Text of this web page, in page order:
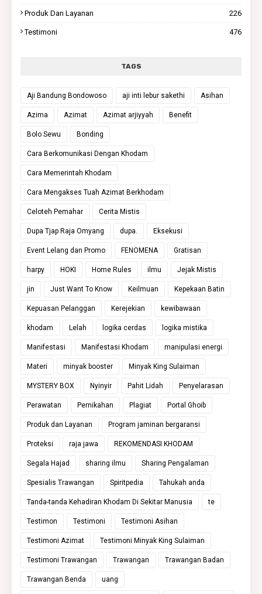
Produk Dan Layanan 226
Testimoni 476
TAGS
Aji Bandung Bondowoso aji inti lebur sakethi Asihan
Azima Azimat Azimat arjiyyah Benefit
Bolo Sewu Bonding
Cara Berkomunikasi Dengan Khodam
Cara Memerintah Khodam
Cara Mengakses Tuah Azimat Berkhodam
Celoteh Pemahar Cerita Mistis
Dupa Tjap Raja Omyang dupa. Eksekusi
Event Lelang dan Promo FENOMENA Gratisan
harpy HOKI Home Rules ilmu Jejak Mistis
jin Just Want To Know Keilmuan Kepekaan Batin
Kepuasan Pelanggan Kerejekian kewibawaan
khodam Lelah logika cerdas logika mistika
Manifestasi Manifestasi Khodam manipulasi energi
Materi minyak booster Minyak King Sulaiman
MYSTERY BOX Nyinyir Pahit Lidah Penyelarasan
Perawatan Pernikahan Plagiat Portal Ghoib
Produk dan Layanan Program jaminan bergaransi
Proteksi raja jawa REKOMENDASI KHODAM
Segala Hajad sharing ilmu Sharing Pengalaman
Spesialis Trawangan Spiritpedia Tahukah anda
Tanda-tanda Kehadiran Khodam Di Sekitar Manusia te
Testimon Testimoni Testimoni Asihan
Testimoni Azimat Testimoni Minyak King Sulaiman
Testimoni Trawangan Trawangan Trawangan Badan
Trawangan Benda uang